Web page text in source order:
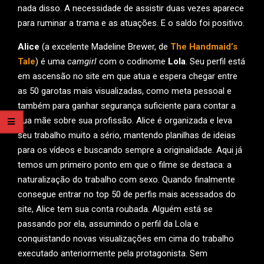
nada disso. A necessidade de assistir duas vezes aparece
para ruminar a trama e as atuações. E o saldo foi positivo.
Alice (a excelente Madeline Brewer, de The Handmaid’s
Tale) é uma camgirl com o codinome Lola. Seu perfil está
em ascensão no site em que atua e espera chegar entre
as 50 garotas mais visualizadas, como meta pessoal e
também para ganhar segurança suficiente para contar a
sua mãe sobre sua profissão. Alice é organizada e leva
seu trabalho muito a sério, mantendo planilhas de ideias
para os vídeos e buscando sempre a originalidade. Aqui já
temos um primeiro ponto em que o filme se destaca: a
naturalização do trabalho com sexo. Quando finalmente
consegue entrar no top 50 de perfis mais acessados do
site, Alice tem sua conta roubada. Alguém está se
passando por ela, assumindo o perfil da Lola e
conquistando novas visualizações em cima do trabalho
executado anteriormente pela protagonista. Sem